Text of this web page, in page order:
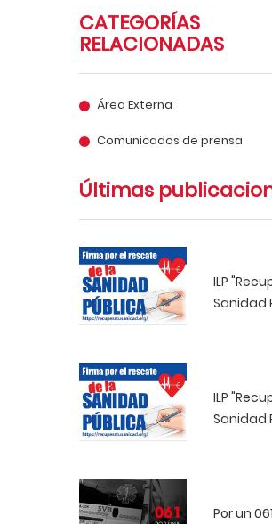
CATEGORÍAS
RELACIONADAS
Área Externa
Comunicados de prensa
Últimas
ILP
Sanidad
ILP
Sanidad
Por un